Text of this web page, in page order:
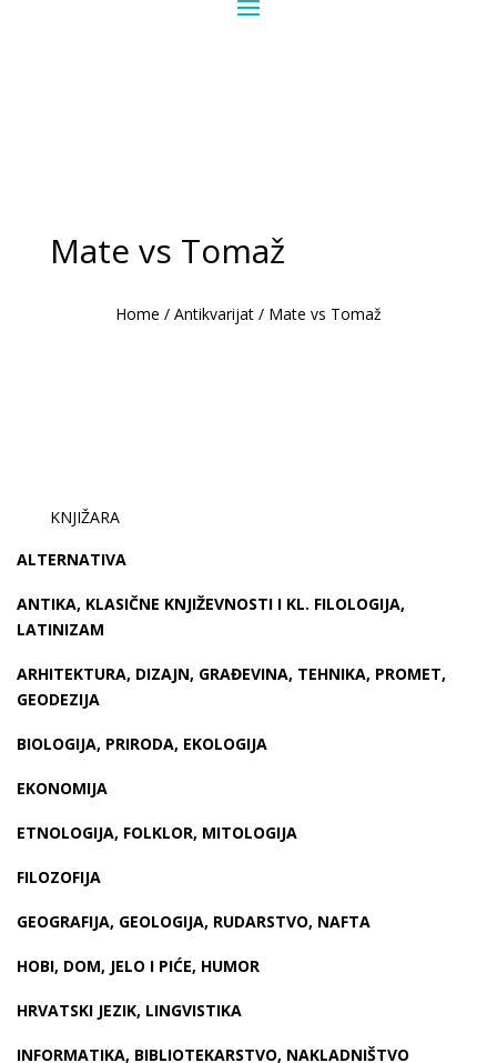
Mate vs Tomaž
Home / Antikvarijat/ Mate vs Tomaž
KNJIŽARA
ALTERNATIVA
ANTIKA, KLASIČNE KNJIŽEVNOSTI I KL. FILOLOGIJA,
LATINIZAM
ARHITEKTURA, DIZAJN, GRAĐEVINA, TEHNIKA, PROMET,
GEODEZIJA
BIOLOGIJA, PRIRODA, EKOLOGIJA
EKONOMIJA
ETNOLOGIJA, FOLKLOR, MITOLOGIJA
FILOZOFIJA
GEOGRAFIJA, GEOLOGIJA, RUDARSTVO, NAFTA
HOBI, DOM, JELO I PIĆE, HUMOR
HRVATSKI JEZIK, LINGVISTIKA
INFORMATIKA, BIBLIOTEKARSTVO, NAKLADNIŠTVO